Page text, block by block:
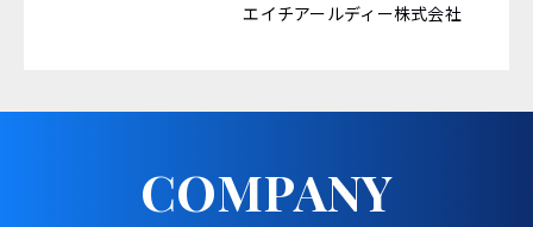
エイチアールディー株式会社
COMPANY